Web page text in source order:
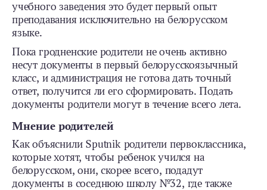
учебного заведения это будет первый опыт
преподавания исключительно на белорусском
языке.
Пока гродненские родители не очень активно
несут документы в первый белорусскоязычный
класс, и администрация не готова дать точный
ответ, получится ли его сформировать. Подать
документы родители могут в течение всего лета.
Мнение родителей
Как объяснили Sputnik родители первоклассника,
которые хотят, чтобы ребенок учился на
белорусском, они, скорее всего, подадут
документы в соседнюю школу №32, где также